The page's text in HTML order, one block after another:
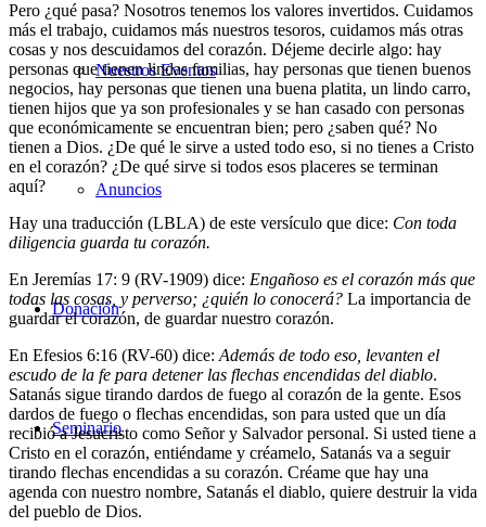
Nuestros Eventos
Anuncios
Donación
Seminario
Pero ¿qué pasa? Nosotros tenemos los valores invertidos. Cuidamos
más el trabajo, cuidamos más nuestros tesoros, cuidamos más otras
cosas y nos descuidamos del corazón. Déjeme decirle algo: hay
personas que tienen lindas familias, hay personas que tienen buenos
negocios, hay personas que tienen una buena platita, un lindo carro,
tienen hijos que ya son profesionales y se han casado con personas
que económicamente se encuentran bien; pero ¿saben qué? No
tienen a Dios. ¿De qué le sirve a usted todo eso, si no tienes a Cristo
en el corazón? ¿De qué sirve si todos esos placeres se terminan
aquí?
Hay una traducción (LBLA) de este versículo que dice: Con toda
diligencia guarda tu corazón.
En Jeremías 17: 9 (RV-1909) dice: Engañoso es el corazón más que
todas las cosas, y perverso; ¿quién lo conocerá? La importancia de
guardar el corazón, de guardar nuestro corazón.
En Efesios 6:16 (RV-60) dice: Además de todo eso, levanten el
escudo de la fe para detener las flechas encendidas del diablo.
Satanás sigue tirando dardos de fuego al corazón de la gente. Esos
dardos de fuego o flechas encendidas, son para usted que un día
recibió a Jesucristo como Señor y Salvador personal. Si usted tiene a
Cristo en el corazón, entiéndame y créamelo, Satanás va a seguir
tirando flechas encendidas a su corazón. Créame que hay una
agenda con nuestro nombre, Satanás el diablo, quiere destruir la vida
del pueblo de Dios.